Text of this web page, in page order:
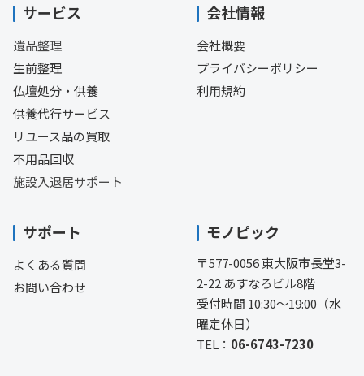
サービス
遺品整理
生前整理
仏壇処分・供養
供養代行サービス
リユース品の買取
不用品回収
施設入退居サポート
会社情報
会社概要
プライバシーポリシー
利用規約
サポート
よくある質問
お問い合わせ
モノピック
〒577-0056 東大阪市長堂3-
2-22 あすなろビル8階
受付時間 10:30〜19:00（水
曜定休日）
TEL： 06-6743-7230